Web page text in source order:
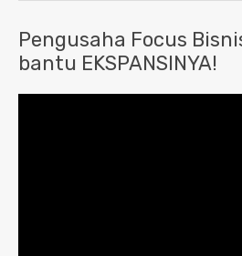
Pengusaha Focus
bantu EKSPANSINYA!